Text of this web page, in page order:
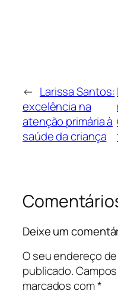
← Larissa Santos:
excelência na
atenção primária à
saúde da criança
Deixe um
O seu endereço
publicado.
marcados com*